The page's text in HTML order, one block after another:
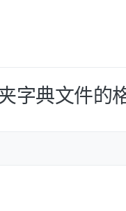
字典文件的